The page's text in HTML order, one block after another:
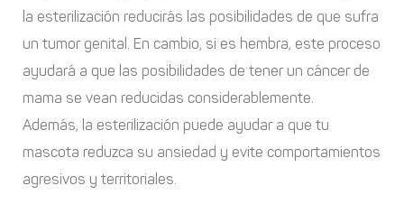
la esterilización reducirás las posibilidades de que sufra
un tumor genital. En cambio, si es hembra, este proceso
ayudará a que las posibilidades de tener un cáncer de
mama se vean reducidas considerablemente.
Además, la esterilización puede ayudar a que tu
mascota reduzca su ansiedad y evite comportamientos
agresivos y territoriales.